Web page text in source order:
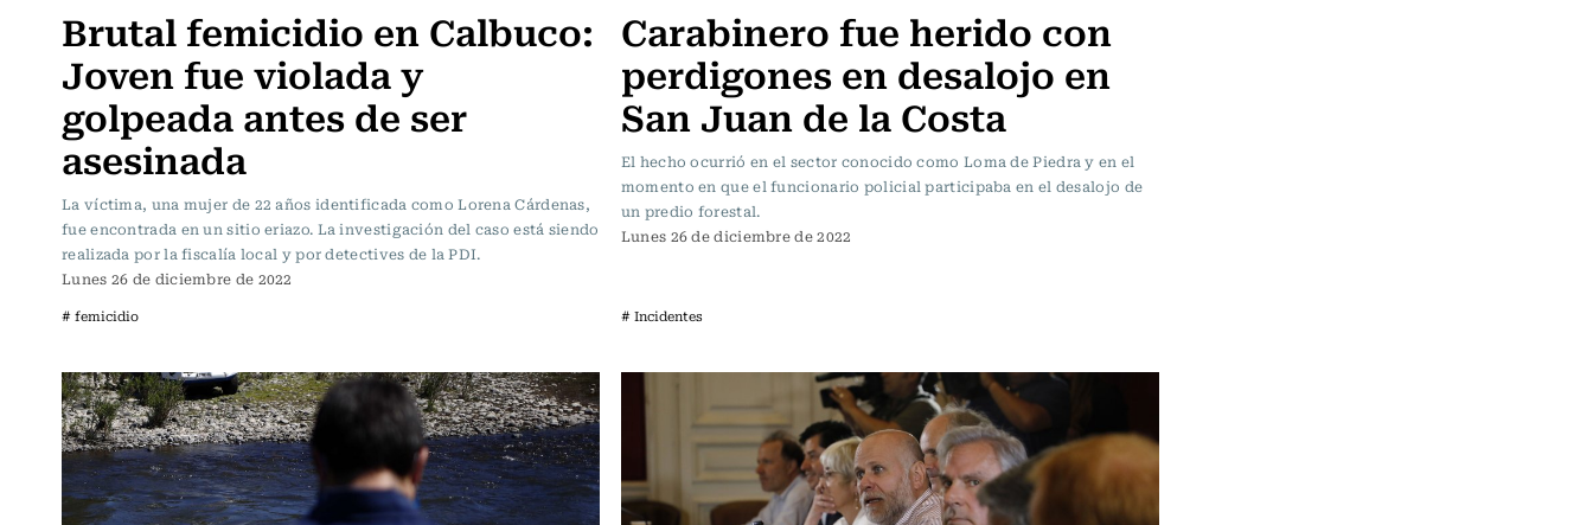
Brutal femicidio en Calbuco:
Joven fue violada y
golpeada antes de ser
asesinada
La víctima, una mujer de 22 años identificada como Lorena Cárdenas,
fue encontrada en un sitio eriazo. La investigación del caso está siendo
realizada por la fiscalía local y por detectives de la PDI.
Lunes 26 de diciembre de 2022
# femicidio
Carabinero fue herido con
perdigones en desalojo en
San Juan de la Costa
El hecho ocurrió en el sector conocido como Loma de Piedra y en el
momento en que el funcionario policial participaba en el desalojo de
un predio forestal.
Lunes 26 de diciembre de 2022
# Incidentes